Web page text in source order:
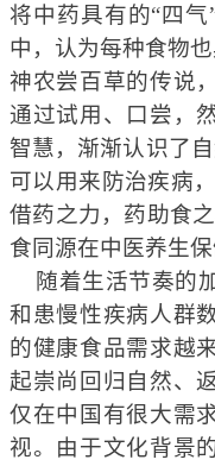
将中药具有的“四
中，认为每种食物也
神农尝百草的传说
通过试用、口尝，
智慧，渐渐认识了
可以用来防治疾病
借药之力，药助食
食同源在中医养生保
随着生活节奏的
和患慢性疾病人群
的健康食品需求越
起崇尚回归自然、
仅在中国有很大需
视。由于文化背景